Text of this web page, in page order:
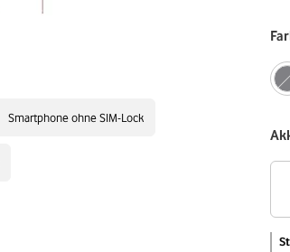
Smartphone ohne SIM-Lock